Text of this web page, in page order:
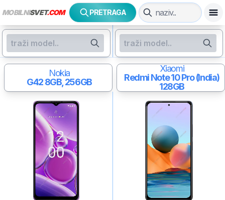
MOBILNISVET.COM PRETRAGA
Nokia
G428GB, 256GB
Xiaomi
Redmi Note 10 Pro (India)
128GB